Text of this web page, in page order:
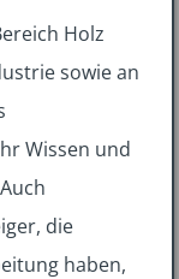
Holz
sowie an
Wissen und
die
haben,